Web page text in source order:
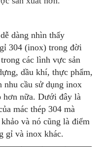
dàng nhìn thấy
304 (inox) trong đời
các lình vực sản
dầu khí, thực phẩm,
cầu sử dụng inox
hơn nữa. Dưới đây là
mác thép 304 mà
và nó cũng là điểm
gỉ và inox khác.